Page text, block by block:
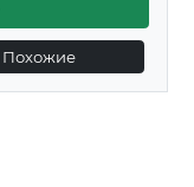
Похожие